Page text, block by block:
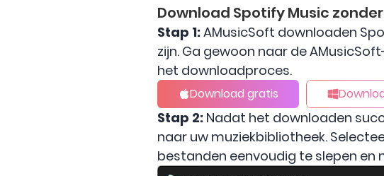
Download Spotify Music
Stap 1:AMusicSoft downloaden
zijn. Ga gewoon naar de
het downloadproces.
Download gratis
Stap 2: Nadat het downloaden
naar uw muziekbibliotheek.
bestanden eenvoudig te slepen en